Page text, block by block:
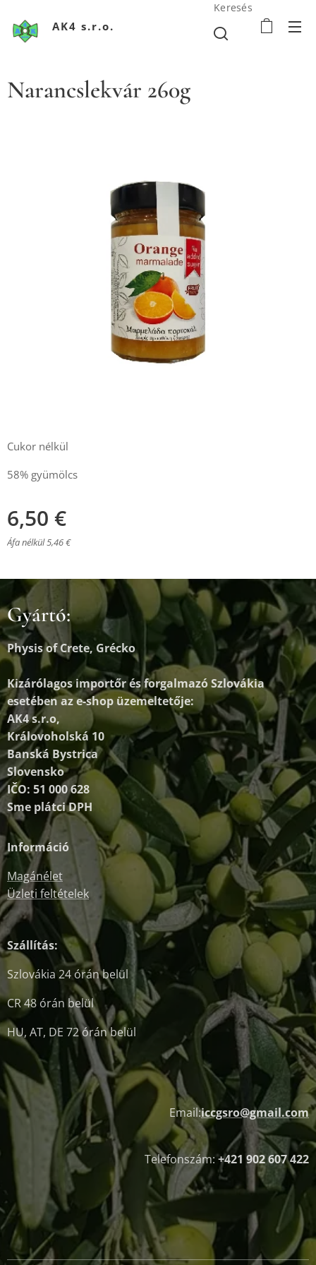
AK4 s.r.o.
Keresés
Narancslekvár 260g
Cukor nélkül
58% gyümölcs
6,50 €
Áfa nélkül 5,46 €
Gyártó:
Physis of Crete, Grécko
Kizárólagos importőr és forgalmazóSzlovákia
esetében az e-shop üzemeltetője:
AK4 s.r.o,
Královoholská 10
Banská Bystrica
Slovensko
IČO: 51 000 628
Sme plátci DPH
Információ
Magánélet
Üzleti feltételek
Szállítás:
Szlovákia 24 órán belül
CR 48 órán belül
HU, AT, DE 72 órán belül
Email:iccgsro@gmail.com
Telefonszám:+421 902 607 422